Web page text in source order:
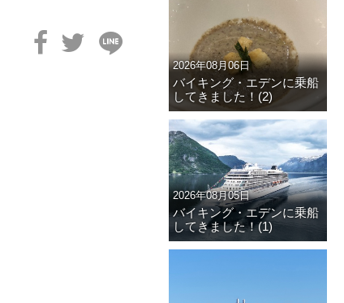
2026年08月06日
バイキング・エデンに乗船
してきました！(2)
2026年08月05日
バイキング・エデンに乗船
してきました！(1)